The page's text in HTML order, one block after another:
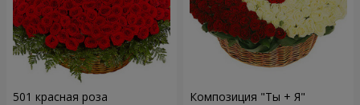
501 красная роза Композиция "Ты + Я"